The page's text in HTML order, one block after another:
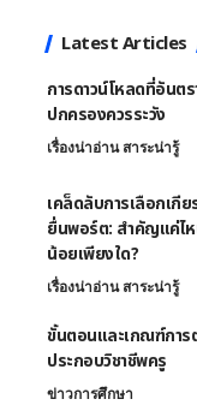
Latest Articles
การดาวน์โหลดที่อันต
ปกครองควรระวัง
เรื่องน่าอ่าน สาระน่ารู้
เคล็ดลับการเลือกเกี
ยื่นพอร์ต: สำคัญแค่ไ
น้อยเพียงใด?
เรื่องน่าอ่าน สาระน่ารู้
ขั้นตอนและเกณฑ์กา
ประกอบวิชาชีพครู
ข่าวการศึกษา